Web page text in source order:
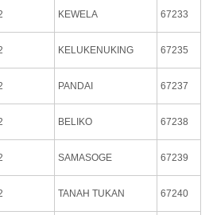
KEWELA 67233
KELUKENUKING 67235
PANDAI 67237
BELIKO 67238
SAMASOGE 67239
TANAH TUKAN 67240